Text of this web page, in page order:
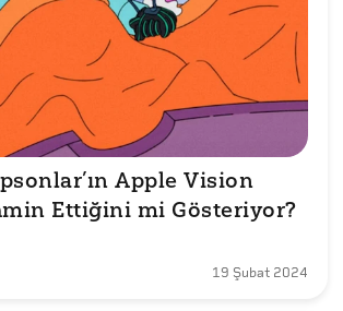
Apple Vision
Ettiğini mi Gösteriyor?
19 Şubat 2024